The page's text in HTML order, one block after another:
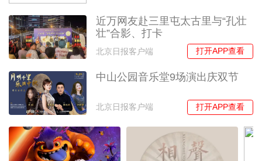
近万网友赴三里屯太古里与“孔壮
壮”合影、打卡
北京日报客户端 打开APP查看
中山公园音乐堂9场演出庆双节
北京日报客户端 打开APP查看